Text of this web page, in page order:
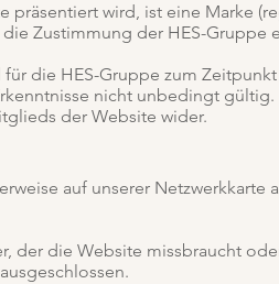
präsentiert wird, ist eine Marke
Zustimmung der HES-Gruppe
die HES-Gruppe zum
nicht unbedingt
der Website wider.
auf unserer Netzwerkkarte
der die Website missbraucht